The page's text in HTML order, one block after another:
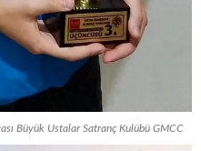
Büyük Ustalar Satranç Kulübü GMCC